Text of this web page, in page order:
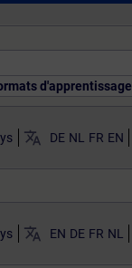
d'apprentissage
translate DE NL FR EN
translate EN DE FR NL